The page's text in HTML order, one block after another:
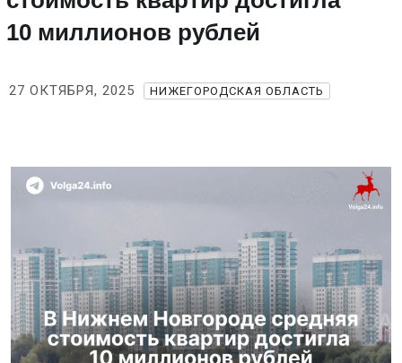
10 миллионов рублей
27 ОКТЯБРЯ, 2025 НИЖЕГОРОДСКАЯ ОБЛАСТЬ